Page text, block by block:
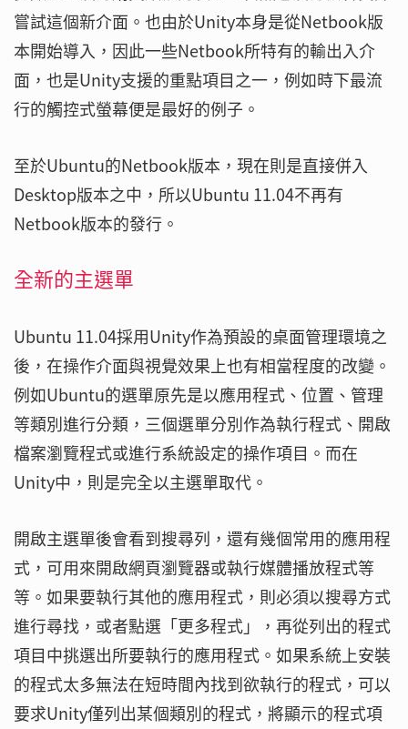
嘗試這個新介面。也由於Unity本身是從Netbook版
本開始導入，因此一些Netbook所特有的輸出入介
面，也是Unity支援的重點項目之一，例如時下最流
行的觸控式螢幕便是最好的例子。
至於Ubuntu的Netbook版本，現在則是直接併入
Desktop版本之中，所以Ubuntu 11.04不再有
Netbook版本的發行。
全新的主選單
Ubuntu 11.04採用Unity作為預設的桌面管理環境之
後，在操作介面與視覺效果上也有相當程度的改變。
例如Ubuntu的選單原先是以應用程式、位置、管理
等類別進行分類，三個選單分別作為執行程式、開啟
檔案瀏覽程式或進行系統設定的操作項目。而在
Unity中，則是完全以主選單取代。
開啟主選單後會看到搜尋列，還有幾個常用的應用程
式，可用來開啟網頁瀏覽器或執行媒體播放程式等
等。如果要執行其他的應用程式，則必須以搜尋方式
進行尋找，或者點選「更多程式」，再從列出的程式
項目中挑選出所要執行的應用程式。如果系統上安裝
的程式太多無法在短時間內找到欲執行的程式，可以
要求Unity僅列出某個類別的程式，將顯示的程式項